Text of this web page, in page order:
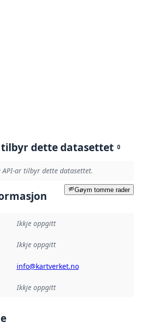
tilbyr dette datasettet 0
ar tilbyr dette datasettet.
Gøym tomme rader
Ikkje oppgitt
Ikkje oppgitt
info@kartverket.no
Ikkje oppgitt